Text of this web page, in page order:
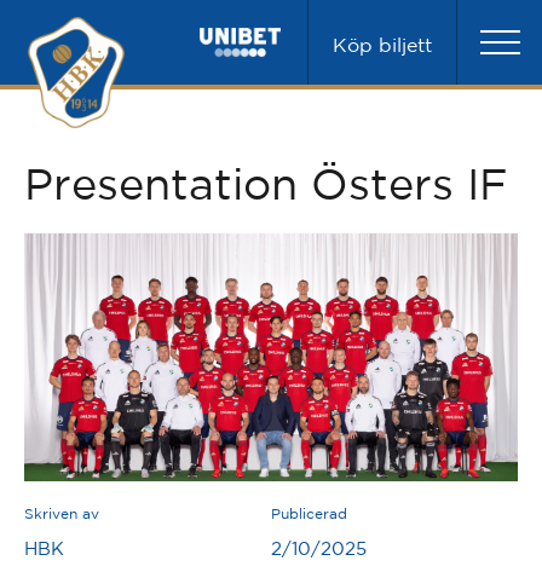
Köp biljett
Presentation Östers IF
Skriven av
HBK
Publicerad
2/10/2025